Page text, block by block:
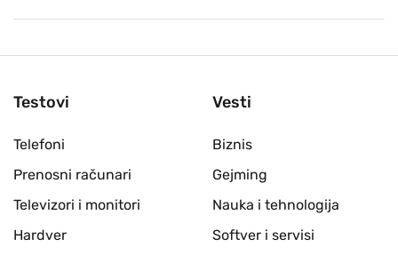
Testovi
Telefoni
Prenosni računari
Televizori i monitori
Hardver
Vesti
Biznis
Gejming
Nauka i tehnologija
Softver i servisi